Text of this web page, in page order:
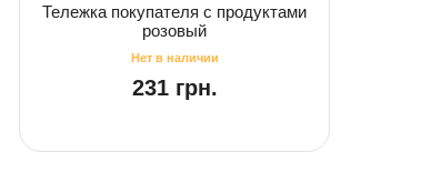
Тележка покупателя с продуктами
розовый
231 грн.